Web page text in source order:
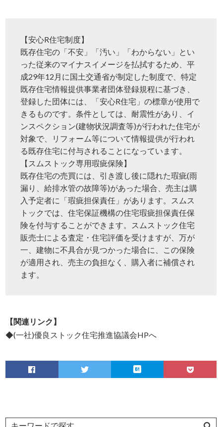
【安心R住宅制度】
既存住宅の「不安」「汚い」「わからない」とい
った従来のマイナスイメージを払拭するため、平
成29年12月に国土交通省が制定した制度で、特定
既存住宅情報提供事業者団体登録規程に基づき、
登録した団体には、「安心R住宅」の標章が使用で
きるものです。条件としては、耐震性があり、イ
ンスペクション(建物状況調査等)が行われた住宅が
対象で、リフォーム等について情報提供が行われ
る既存住宅に付与されることになっています。
【スムストック専用瑕疵保険】
既存住宅の売買には、引き渡し後に隠れた瑕疵(雨
漏り、給排水管の故障等)があった場合、売主は購
入予定者に「瑕疵担保責任」があります。スムス
トックでは、住宅保証機構の住宅瑕疵担保責任保
険を付与することができます。スムストック住宅
販売士による査定・住宅評価を受けますが、万が
一、建物に不具合が見つかった場合に、この保険
が適用され、売主の負担なく、購入者に補償され
ます。
【関連リンク】
◆(一社)優良ストック住宅推進協議会HPへ